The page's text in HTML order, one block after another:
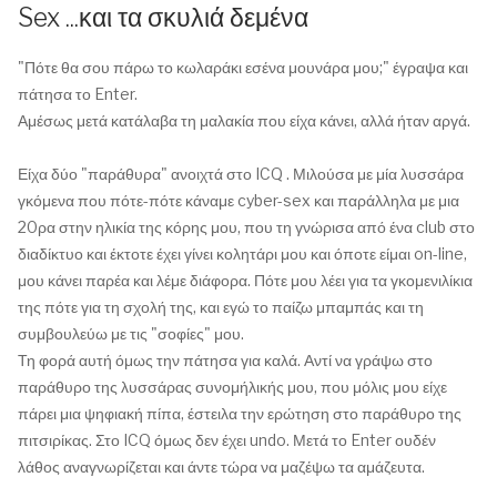
Sex ...και τα σκυλιά δεμένα
"Πότε θα σου πάρω το κωλαράκι εσένα μουνάρα μου;" έγραψα και
πάτησα το Enter.
Αμέσως μετά κατάλαβα τη μαλακία που είχα κάνει, αλλά ήταν αργά.
Είχα δύο "παράθυρα" ανοιχτά στο ICQ . Μιλούσα με μία λυσσάρα
γκόμενα που πότε-πότε κάναμε cyber-sex και παράλληλα με μια
20ρα στην ηλικία της κόρης μου, που τη γνώρισα από ένα club στο
διαδίκτυο και έκτοτε έχει γίνει κολητάρι μου και όποτε είμαι on-line,
μου κάνει παρέα και λέμε διάφορα. Πότε μου λέει για τα γκομενιλίκια
της πότε για τη σχολή της, και εγώ το παίζω μπαμπάς και τη
συμβουλεύω με τις "σοφίες" μου.
Τη φορά αυτή όμως την πάτησα για καλά. Αντί να γράψω στο
παράθυρο της λυσσάρας συνομήλικής μου, που μόλις μου είχε
πάρει μια ψηφιακή πίπα, έστειλα την ερώτηση στο παράθυρο της
πιτσιρίκας. Στο ICQ όμως δεν έχει undo. Μετά το Enter ουδέν
λάθος αναγνωρίζεται και άντε τώρα να μαζέψω τα αμάζευτα.